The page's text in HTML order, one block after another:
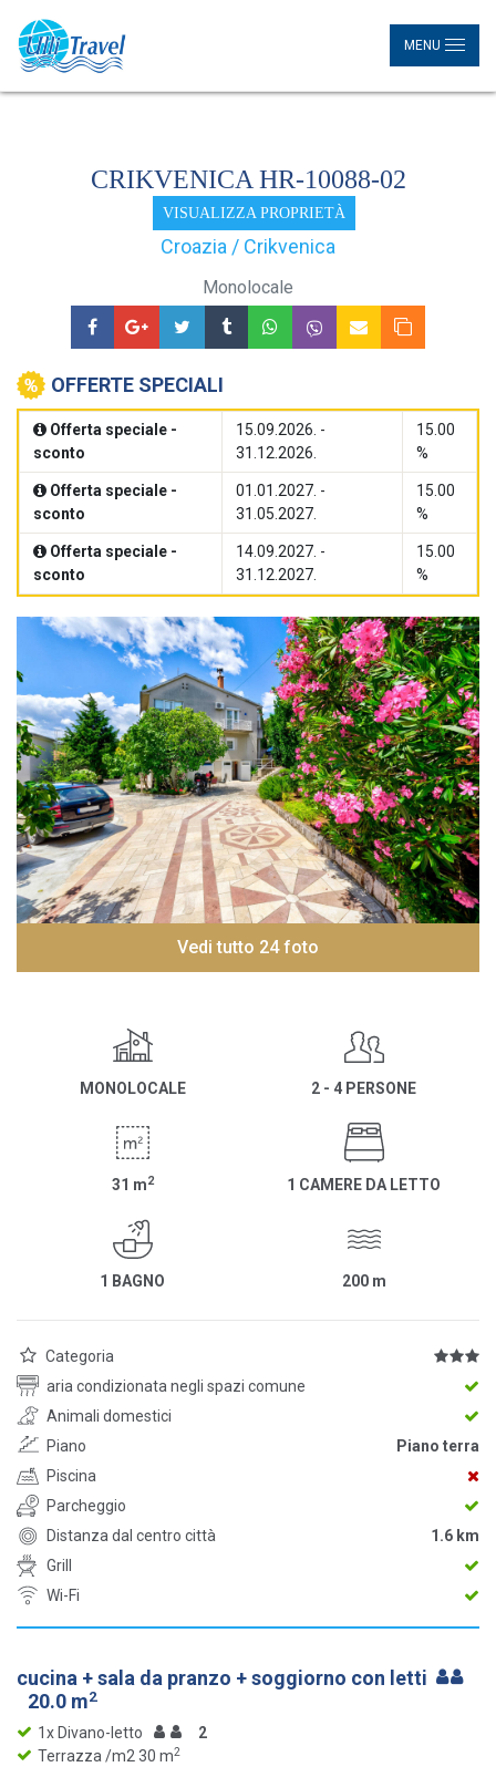
MENU
CRIKVENICA HR-10088-02
VISUALIZZA PROPRIETÀ
Croazia / Crikvenica
Monolocale
OFFERTE SPECIALI
Offerta speciale -
sconto
15.09.2026. -
31.12.2026.
15.00
%
Offerta speciale -
sconto
01.01.2027. -
31.05.2027.
15.00
%
Offerta speciale -
sconto
14.09.2027. -
31.12.2027.
15.00
%
Vedi tutto 24 foto
MONOLOCALE 2 - 4 PERSONE
31 m2 1 CAMERE DA LETTO
1 BAGNO 200 m
Categoria
aria condizionata negli spazi comune
Animali domestici
Piano
Piano terra
Piscina
Parcheggio
Distanza dal centro città
1.6 km
Grill
Wi-Fi
cucina + sala da pranzo + soggiorno con letti
20.0 m2
1x Divano-letto
2
Terrazza /m2 30 m2